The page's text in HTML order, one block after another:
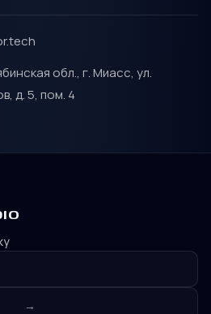
обл., г. Миасс, ул.
д. 5, пом. 4
→